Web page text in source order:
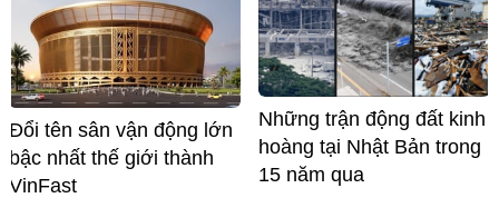
Đổi tên sân vận động lớn
bậc nhất thế giới thành
VinFast
Những trận động đất kinh
hoàng tại Nhật Bản trong
15 năm qua